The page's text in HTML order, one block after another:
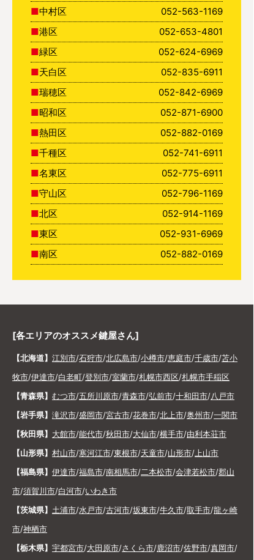
中村区
052-563-1169
港区
052-653-4801
緑区
052-624-6969
天白区
052-835-6911
瑞穂区
052-842-6969
昭和区
052-871-6900
熱田区
052-882-0169
千種区
052-741-6911
名東区
052-775-6911
守山区
052-796-1169
北区
052-914-1169
東区
052-931-6969
南区
052-882-0169
[各エリアのオススメ鍵屋さん]
【北海道】 江別市/石狩市/北広島市/小樽市/恵庭市/千歳市/苫小
牧市/伊達市/白老町/登別市/室蘭市/札幌市西区/札幌市手稲区
【青森県】 むつ市/五所川原市/青森市/弘前市/十和田市/八戸市
【岩手県】 滝沢市/盛岡市/宮古市/花巻市/北上市/奥州市/一関市
【秋田県】 大館市/能代市/秋田市/大仙市/横手市/由利本荘市
【山形県】 村山市/寒河江市/東根市/天童市/山形市/上山市
【福島県】 伊達市/福島市/南相馬市/二本松市/会津若松市/郡山
市/須賀川市/白河市/いわき市
【茨城県】 土浦市/水戸市/古河市/坂東市/牛久市/取手市/龍ヶ崎
市/神栖市
【栃木県】 宇都宮市/大田原市/さくら市/鹿沼市/佐野市/真岡市/